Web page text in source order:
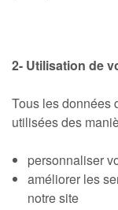
2- Utilisation de
Tous les données
utilisées des
personnaliser
améliorer les
notre site